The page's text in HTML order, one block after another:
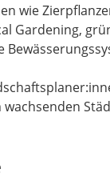
wie
Gardening,